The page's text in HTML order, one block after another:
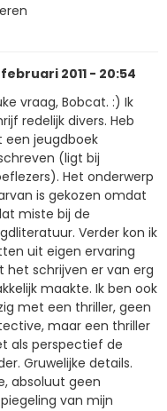
2011 - 20:54
vraag, Bobcat. :) Ik
redelijk divers. Heb
een jeugdboek
(ligt bij
Het onderwerp
is gekozen omdat
miste bij de
Verder kon ik
uit eigen ervaring
het schrijven er van erg
maakte. Ik ben ook
met een thriller, geen
maar een thriller
als perspectief de
Gruwelijke details.
absoluut geen
van mijn